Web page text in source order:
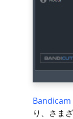
Bandicam
り、さま